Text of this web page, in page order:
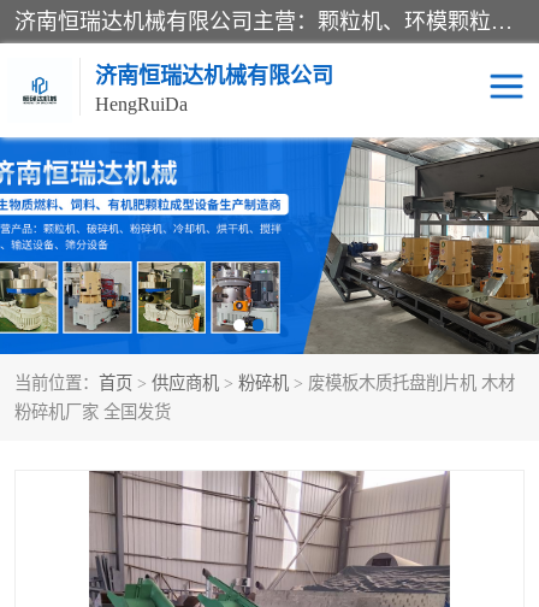
济南恒瑞达机械有限公司主营：颗粒机、环模颗粒机、平模颗粒机、粉碎机、滚筒筛分机、冷却机、颗粒燃烧机、生物质颗粒机、木屑颗粒机、秸秆颗粒机、饲料颗粒机、燃料颗粒机、木材粉碎机、秸秆粉碎机、饲料粉碎机、颗粒冷却机、锯末滚筒筛、锤片粉碎机、滚筒筛、搅拌机等产品。
济南恒瑞达机械有限公司
HengRuiDa
当前位置： 首页 > 供应商机 > 粉碎机 > 废模板木质托盘削片机 木材
粉碎机厂家 全国发货
颗粒机 环模颗粒机
平模颗粒机 生物质颗粒机
秸秆颗粒机 饲料颗粒机
燃料颗粒机 木屑颗粒机
木材粉碎机 锤片粉碎机
搅拌机 冷却机